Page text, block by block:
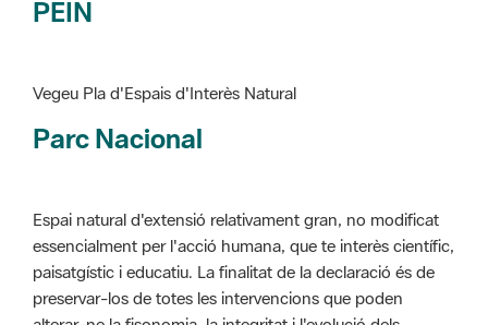
Vegeu Pla d'Espais d'Interès Natural
Espai natural d'extensió relativament gran, no modificat
preservar-los de totes les intervencions que poden
alterar-ne la fisonomia, la integritat i l'evolució dels
sistemes naturals. Aquesta figura ve definida en la Llei
12/1985, de 13 de juny, d'espais naturals.